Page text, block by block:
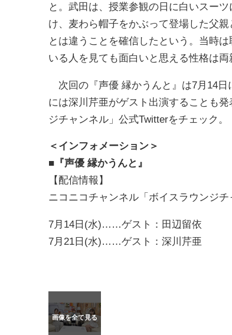
と。武田は、授業参観の日に白いスー
け、麦わら帽子をかぶって登場した父
とは違うことを確信したという。当時
いる人を見ても面白いと思える性格は
次回の『声優 縁かうんと』は7月14日
には深川芹亜がゲスト出演することも
ジチャンネル」公式Twitterをチェック。
＜インフォメーション＞
■『声優 縁かうんと』
【配信情報】
ニコニコチャンネル「ボイスラウンジ
7月14日(水)……ゲスト：田辺留依
7月21日(水)……ゲスト：深川芹亜